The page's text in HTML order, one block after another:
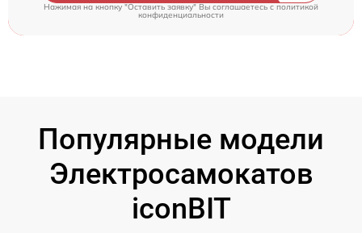
Нажимая на кнопку "Оставить заявку" Вы соглашаетесь cполитикой
конфиденциальности
Популярные модели
Электросамокатов
iconBIT